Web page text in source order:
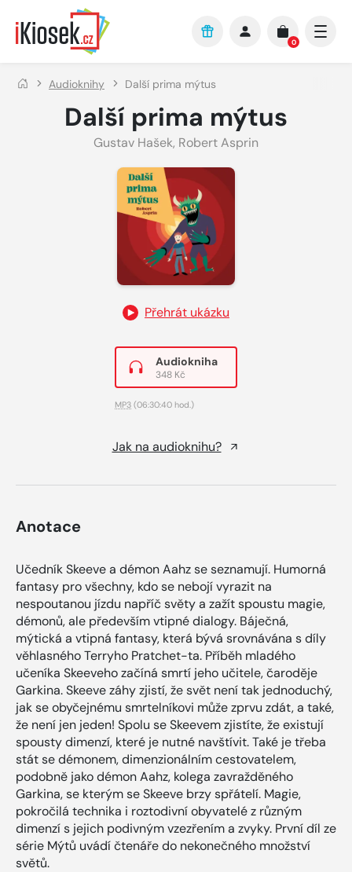
Přejít na hlavní obsah
0
Audioknihy Další prima mýtus
Další prima mýtus
Gustav Hašek, Robert Asprin
Přehrát ukázku
Audiokniha
348 Kč
MP3 (06:30:40 hod.)
Jak na audioknihu?
Anotace
Učedník Skeeve a démon Aahz se seznamují. Humorná
fantasy pro všechny, kdo se nebojí vyrazit na
nespoutanou jízdu napříč světy a zažít spoustu magie,
démonů, ale především vtipné dialogy. Báječná,
mýtická a vtipná fantasy, která bývá srovnávána s díly
věhlasného Terryho Pratchet-ta. Příběh mladého
učeníka Skeeveho začíná smrtí jeho učitele, čaroděje
Garkina. Skeeve záhy zjistí, že svět není tak jednoduchý,
jak se obyčejnému smrtelníkovi může zprvu zdát, a také,
že není jen jeden! Spolu se Skeevem zjistíte, že existují
spousty dimenzí, které je nutné navštívit. Také je třeba
stát se démonem, dimenzionálním cestovatelem,
podobně jako démon Aahz, kolega zavražděného
Garkina, se kterým se Skeeve brzy spřátelí. Magie,
pokročilá technika i roztodivní obyvatelé z různým
dimenzí s jejich podivným vzezřením a zvyky. První díl ze
série Mýtů uvádí čtenáře do nekonečného množství
světů.